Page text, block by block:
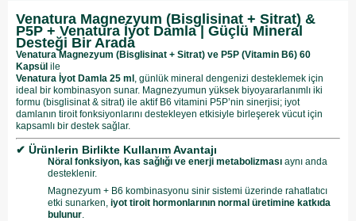
Venatura Magnezyum (Bisglisinat + Sitrat) &
P5P + Venatura İyot Damla | Güçlü Mineral
Desteği Bir Arada
Venatura Magnezyum (Bisglisinat + Sitrat) ve P5P (Vitamin B6) 60
Kapsül ile
Venatura İyot Damla 25 ml , günlük mineral dengenizi desteklemek için
ideal bir kombinasyon sunar. Magnezyumun yüksek biyoyararlanımlı iki
formu (bisglisinat & sitrat) ile aktif B6 vitamini P5P’nin sinerjisi; iyot
damlanın tiroit fonksiyonlarını destekleyen etkisiyle birleşerek vücut için
kapsamlı bir destek sağlar.
✔ Ürünlerin Birlikte Kullanım Avantajı
Nöral fonksiyon, kas sağlığı ve enerji metabolizması aynı anda
desteklenir.
Magnezyum + B6 kombinasyonu sinir sistemi üzerinde rahatlatıcı
etki sunarken, iyot tiroit hormonlarının normal üretimine katkıda
bulunur.